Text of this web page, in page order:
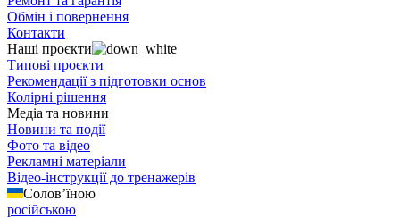
Обмін і повернення
Контакти
Наші проєкти
Типові проєкти
Рекомендації з підготовки основ
Колірні рішення
Медіа та новини
Новини та події
Фото та відео
Рекламні матеріали
Відео-інструкції до тренажерів
Солов’їною
російською